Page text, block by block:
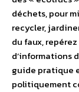
déchets, pour
recycler,
du faux,
d’informations
guide pratique
politiquement